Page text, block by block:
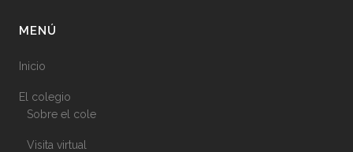
MENÚ
Inicio
El colegio
Sobre el cole
Visita virtual